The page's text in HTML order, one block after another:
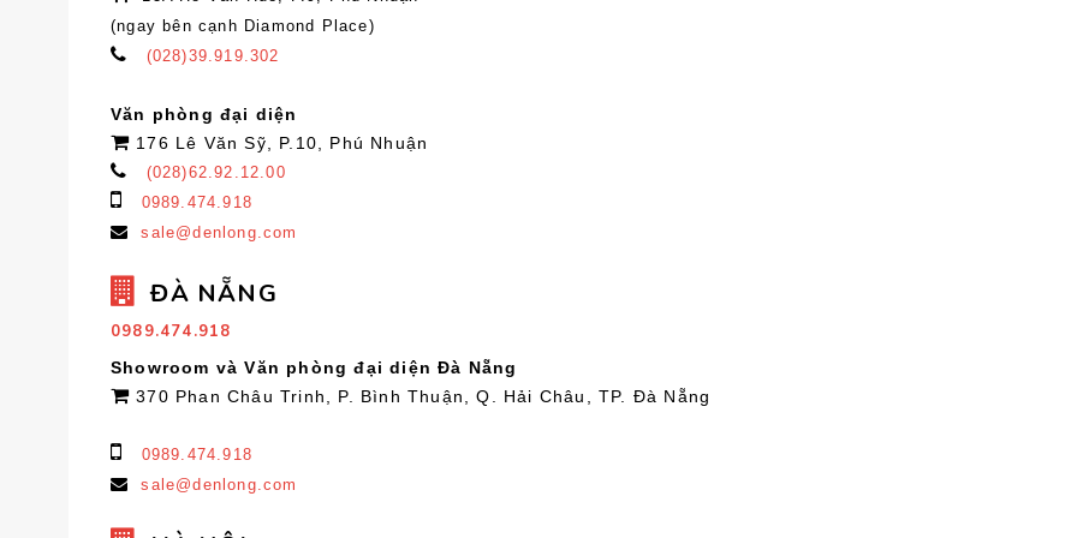
(ngay bên cạnh Diamond Place)
(028)39.919.302
Văn phòng đại diện
176 Lê Văn Sỹ, P.10, Phú Nhuận
(028)62.92.12.00
0989.474.918
sale@denlong.com
ĐÀ NẴNG
0989.474.918
Showroom và Văn phòng đại diện Đà Nẵng
370 Phan Châu Trinh, P. Bình Thuận, Q. Hải Châu, TP. Đà Nẵng
0989.474.918
sale@denlong.com